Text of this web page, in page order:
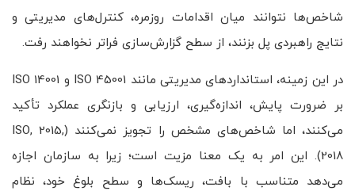
شاخص‌ها نتوانند میان اقدامات روزمره، کنترل‌های مدیریتی و
نتایج راهبردی پل بزنند، از سطح گزارش‌سازی فراتر نخواهند رفت.
در این زمینه، استانداردهای مدیریتی مانند ISO 45001 و ISO 14001
بر ضرورت پایش، اندازه‌گیری، ارزیابی و بازنگری عملکرد تأکید
می‌کنند، اما شاخص‌های مشخص را تجویز نمی‌کنند (ISO, 2015,
2018). این امر به یک معنا مزیت است؛ زیرا به سازمان اجازه
می‌دهد متناسب با بافت، ریسک‌ها و سطح بلوغ خود، نظام